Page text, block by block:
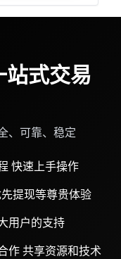
站式交易
、可靠、稳定
快速上手操作
提现等尊贵体验
用户的支持
作 共享资源和技术